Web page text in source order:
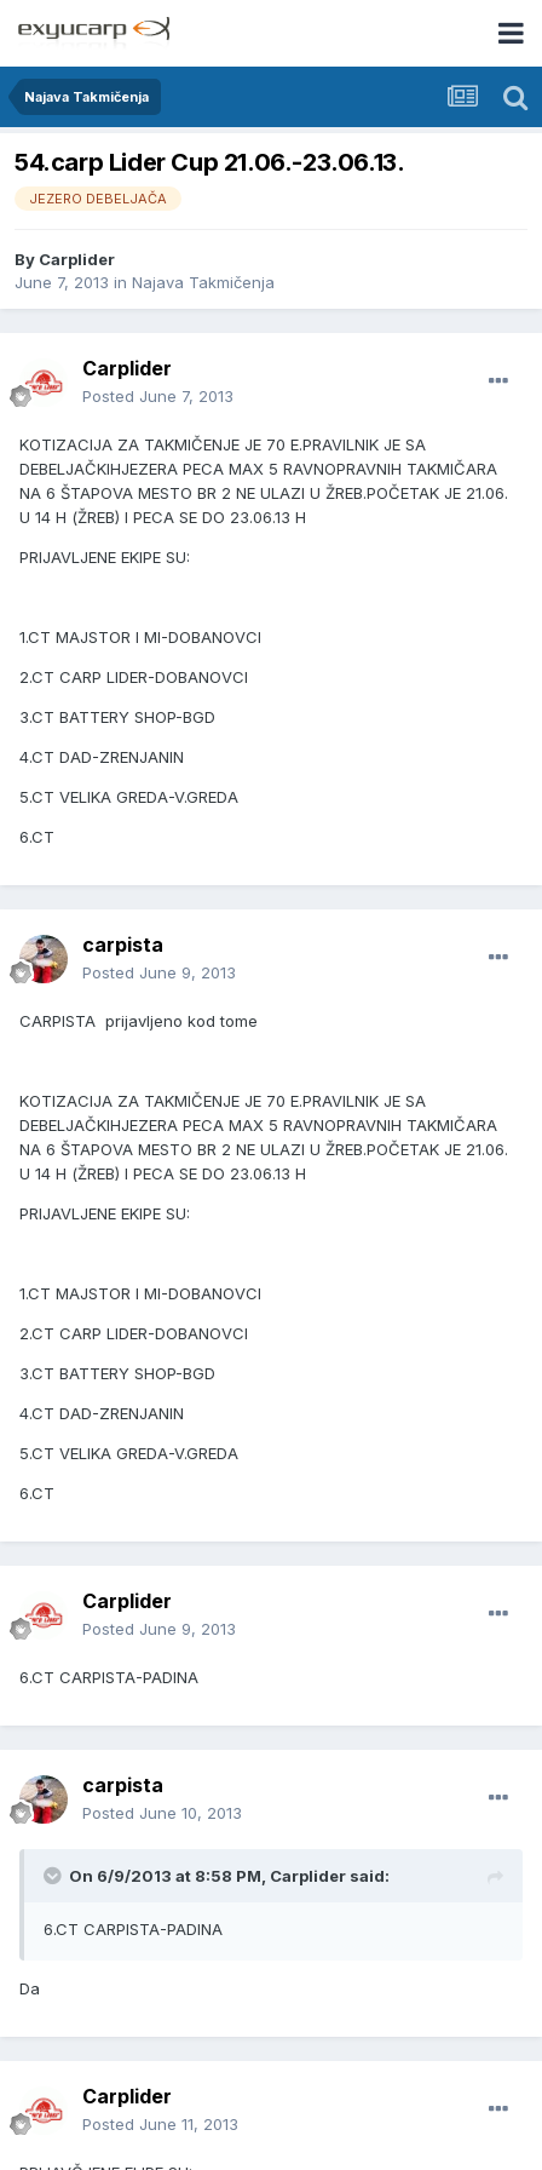
Najava Takmičenja
54.carp Lider Cup 21.06.-23.06.13.
JEZERO DEBELJAČA
By Carplider
June 7, 2013 in Najava Takmičenja
Carplider
Posted June 7, 2013
KOTIZACIJA ZA TAKMIČENJE JE 70 E.PRAVILNIK JE SA
DEBELJAČKIHJEZERA PECA MAX 5 RAVNOPRAVNIH TAKMIČARA
NA 6 ŠTAPOVA MESTO BR 2 NE ULAZI U ŽREB.POČETAK JE 21.06.
U 14 H (ŽREB) I PECA SE DO 23.06.13 H
PRIJAVLJENE EKIPE SU:
1.CT MAJSTOR I MI-DOBANOVCI
2.CT CARP LIDER-DOBANOVCI
3.CT BATTERY SHOP-BGD
4.CT DAD-ZRENJANIN
5.CT VELIKA GREDA-V.GREDA
6.CT
carpista
Posted June 9, 2013
CARPISTA prijavljeno kod tome
KOTIZACIJA ZA TAKMIČENJE JE 70 E.PRAVILNIK JE SA
DEBELJAČKIHJEZERA PECA MAX 5 RAVNOPRAVNIH TAKMIČARA
NA 6 ŠTAPOVA MESTO BR 2 NE ULAZI U ŽREB.POČETAK JE 21.06.
U 14 H (ŽREB) I PECA SE DO 23.06.13 H
PRIJAVLJENE EKIPE SU:
1.CT MAJSTOR I MI-DOBANOVCI
2.CT CARP LIDER-DOBANOVCI
3.CT BATTERY SHOP-BGD
4.CT DAD-ZRENJANIN
5.CT VELIKA GREDA-V.GREDA
6.CT
Carplider
Posted June 9, 2013
6.CT CARPISTA-PADINA
carpista
Posted June 10, 2013
On 6/9/2013 at 8:58 PM, Carplider said:
6.CT CARPISTA-PADINA
Da
Carplider
Posted June 11, 2013